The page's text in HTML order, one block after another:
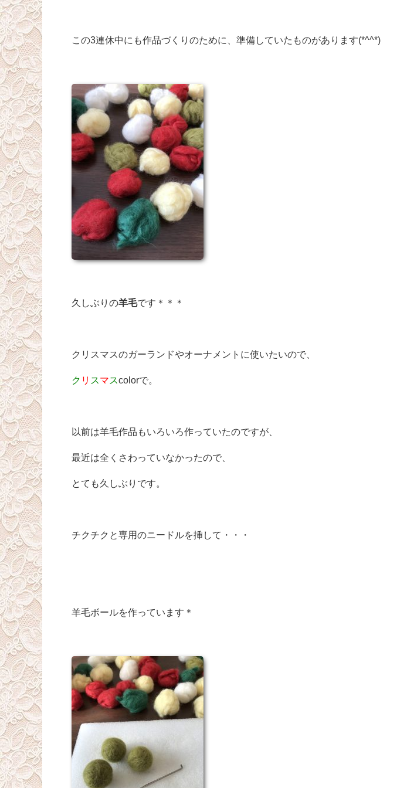
この3連休中にも作品づくりのために、準備していたものがあります(*^^*)
久しぶりの羊毛です＊＊＊
クリスマスのガーランドやオーナメントに使いたいので、
ク リ スマスcolorで。
以前は羊毛作品もいろいろ作っていたのですが、
最近は全くさわっていなかったので、
とても久しぶりです。
チクチクと専用のニードルを挿して・・・
羊毛ボールを作っています＊